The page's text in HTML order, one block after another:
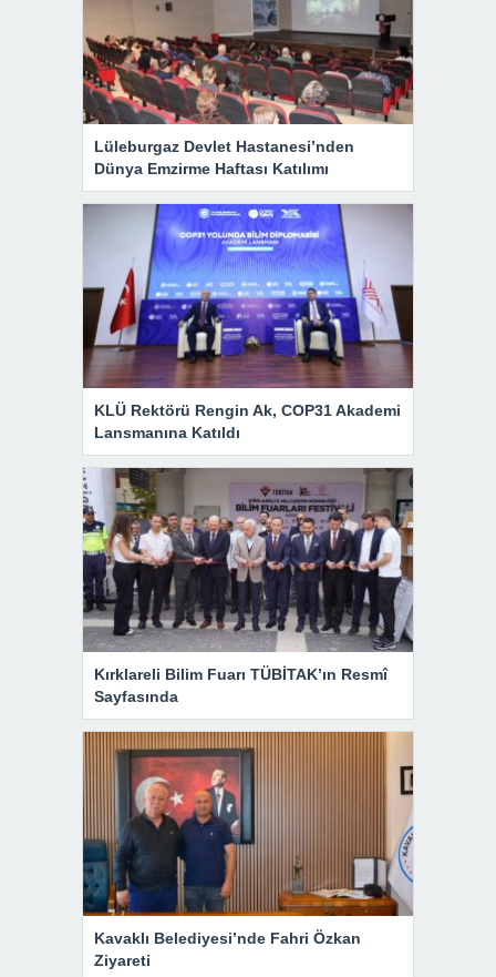
Lüleburgaz Devlet Hastanesi’nden
Dünya Emzirme Haftası Katılımı
KLÜ Rektörü Rengin Ak, COP31 Akademi
Lansmanına Katıldı
Kırklareli Bilim Fuarı TÜBİTAK’ın Resmî
Sayfasında
Kavaklı Belediyesi’nde Fahri Özkan
Ziyareti